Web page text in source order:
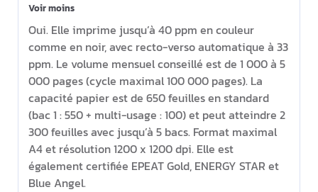
Voir moins
Oui. Elle imprime jusqu’à 40 ppm en couleur
comme en noir, avec recto-verso automatique à 33
ppm. Le volume mensuel conseillé est de 1 000 à 5
000 pages (cycle maximal 100 000 pages). La
capacité papier est de 650 feuilles en standard
(bac 1 : 550 + multi-usage : 100) et peut atteindre 2
300 feuilles avec jusqu’à 5 bacs. Format maximal
A4 et résolution 1200 x 1200 dpi. Elle est
également certifiée EPEAT Gold, ENERGY STAR et
Blue Angel.